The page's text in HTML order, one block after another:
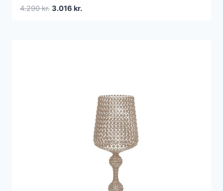
4.290kr. Den
3.016 kr.Den